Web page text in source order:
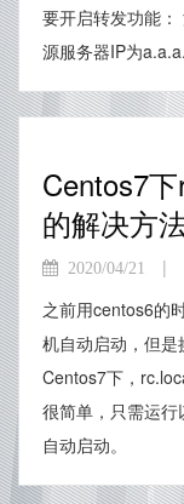
要开启转发功能
源服务器IP为
Centos7
的解决方
2020/04/21 |
之前用centos6的
机自动启动，但
Centos7下，
很简单，只需运
自动启动。